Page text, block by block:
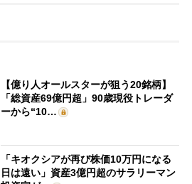
【億り人オールスターが狙う20銘柄】
「総資産69億円超」90歳現役トレーダ
ーから“10…
「キオクシアが再び株価10万円になる
日は遠い」資産3億円超のサラリーマン